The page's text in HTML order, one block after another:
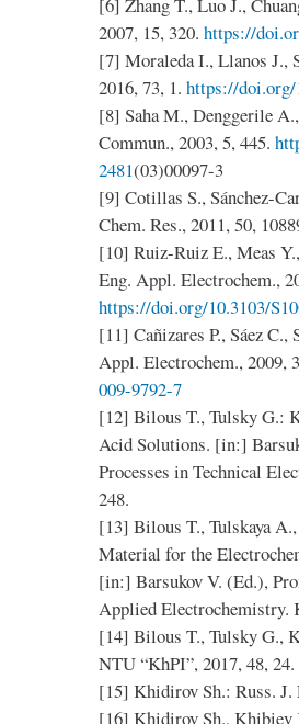
[6] Zhang T., Luo J.,
2007, 15, 320. https://
[7] Moraleda I., Llanos J.,
2016, 73, 1. https://doi.org/
[8] Saha M., Denggerile
Commun., 2003, 5, 445.
2481(03)00097-3
[9] Cotillas S., Sánchez-
Chem. Res., 2011, 50,
[10] Ruiz-Ruiz E., Meas
Eng. Appl. Electrochem.,
https://doi.org/10.3103/
[11] Cañizares P., Sáez
Appl. Electrochem., 2009,
009-9792-7
[12] Bilous T., Tulsky G.:
Acid Solutions. [in:]
Processes in Technical
248.
[13] Bilous T., Tulskaya
Material for the
[in:] Barsukov V. (Ed.),
Applied Electrochemistry.
[14] Bilous T., Tulsky G.,
NTU “KhPI”, 2017, 48, 24.
[15] Khidirov Sh.: Russ. J.
[16] Khidirov Sh., Khibiev